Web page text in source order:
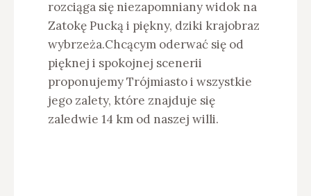
rozciąga się niezapomniany widok na
Zatokę Pucką i piękny, dziki krajobraz
wybrzeża.Chcącym oderwać się od
pięknej i spokojnej scenerii
proponujemy Trójmiasto i wszystkie
jego zalety, które znajduje się
zaledwie 14 km od naszej willi.